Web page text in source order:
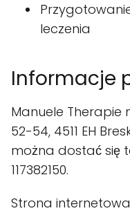
leczenia
Informacje
Manuele Therapie
52-54, 4511 EH
można dostać się
117382150.
Strona